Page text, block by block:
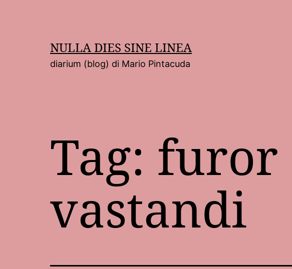
NULLA DIES SINE LINEA
diarium (blog) di Mario Pintacuda
Tag: furor
vastandi